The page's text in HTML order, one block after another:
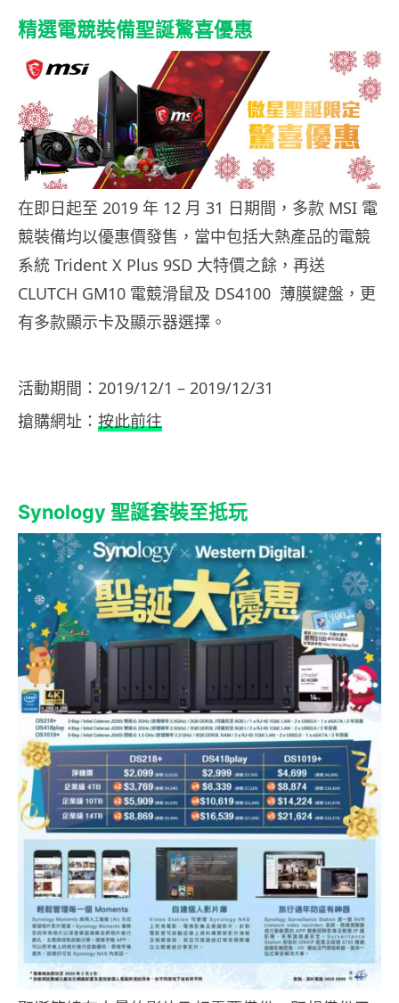
精選電競裝備聖誕驚喜優惠
在即日起至 2019 年 12 月 31 日期間，多款 MSI 電
競裝備均以優惠價發售，當中包括大熱產品的電競
系統 Trident X Plus 9SD 大特價之餘，再送
CLUTCH GM10 電競滑鼠及 DS4100 薄膜鍵盤，更
有多款顯示卡及顯示器選擇。
活動期間：2019/12/1 – 2019/12/31
搶購網址： 按此前往
Synology 聖誕套裝至抵玩